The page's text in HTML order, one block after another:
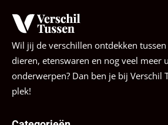
Wil jij de verschillen ontdekken
dieren, etenswaren en nog veel meer
onderwerpen? Dan ben je bij Verschil
plek!